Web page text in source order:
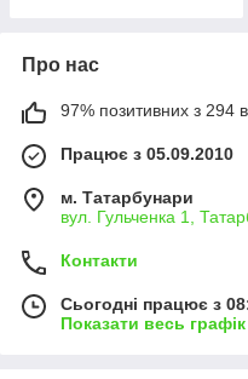
Про нас
97% позитивних з 294
Працює з 05.09.2010
м. Татарбунари
вул. Гульченка 1,
Контакти
Сьогодні працює з
Показати весь